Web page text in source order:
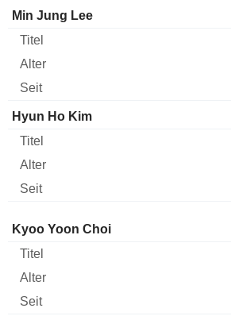
Min Jung Lee
Hyun Ho Kim
Verwaltungsratsmitglied
Kyoo Yoon Choi